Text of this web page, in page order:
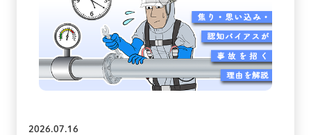
2026.07.16